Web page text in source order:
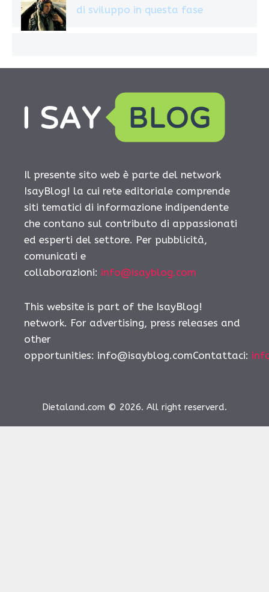
di sviluppo in questa fase
Il presente sito web è parte del network
IsayBlog! la cui rete editoriale comprende
siti tematici di informazione indipendente
che contano sul contributo di appassionati
ed esperti del settore. Per pubblicità,
comunicati e
collaborazioni: info@isayblog.com
This website is part of the IsayBlog!
network. For advertising, press releases and
other
opportunities: info@isayblog.comContattaci:
Dietaland.com © 2026. All right reserverd.